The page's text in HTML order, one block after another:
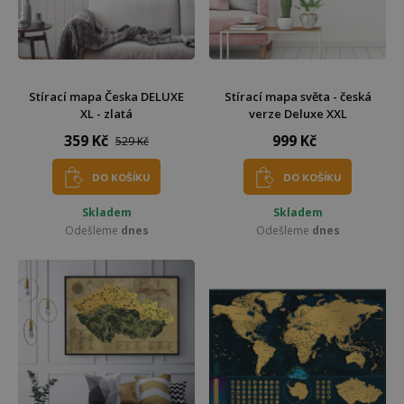
Stírací mapa Česka DELUXE
XL - zlatá
359 Kč 529 Kč
DO KOŠÍKU
Skladem
Odešleme dnes
Stírací mapa světa - česká
verze Deluxe XXL
999 Kč
DO KOŠÍKU
Skladem
Odešleme dnes